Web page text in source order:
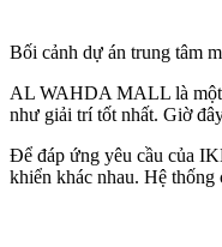
Bối cảnh dự án trung tâm
AL WAHDA MALL là một
như giải trí tốt nhất. Giờ
Để đáp ứng yêu cầu của
khiển khác nhau. Hệ thống